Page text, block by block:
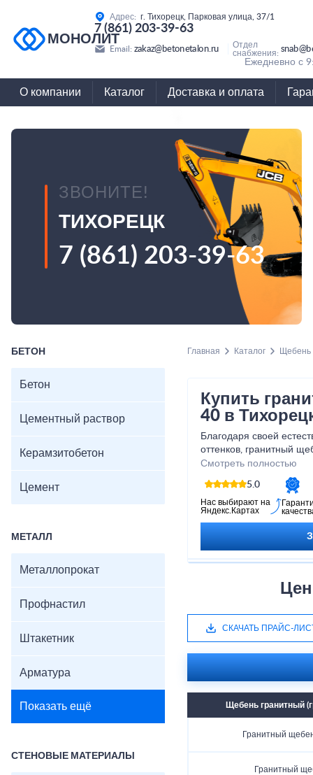
МОНОЛИТ
Адрес: г. Тихорецк, Парковая улица, 37/1
7 (861) 203-39-63
Email: zakaz@betonetalon.ru
Отдел
снабжения:
Ежедневно с
О компании Каталог Доставка и оплата
ЗВОНИТЕ!
ТИХОРЕЦК
7 (861) 203-39-63
БЕТОН
Бетон
Цементный раствор
Керамзитобетон
Цемент
МЕТАЛЛ
Металлопрокат
Профнастил
Штакетник
Арматура
Показать ещё
СТЕНОВЫЕ МАТЕРИАЛЫ
Главная Каталог Щебень
Купить
40 в
Благодаря своей
оттенков, гранитный
украшением любого
гранитный щебень, вы
качество и
удовольствием
этого прекрасного
Смотреть полностью
5.0
Нас выбирают на
Яндекс.Картах
СКАЧАТЬ ПРАЙС-
Щебень гранитный
Гранитный
Гранитный